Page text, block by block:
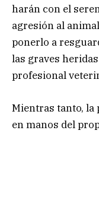
harán con el
agresión al
ponerlo a
las graves
profesional
Mientras tanto, la
en manos del